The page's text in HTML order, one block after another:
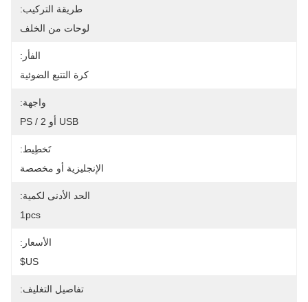
طريقة التركيب:
لوحات من الخلف
الفأر:
كرة التتبع الضوئية
واجهة:
USB أو PS / 2
تَخطِيط:
الإنجليزية أو مخصصة
الحد الأدنى لكمية:
1pcs
الأسعار:
US$
تفاصيل التغليف: